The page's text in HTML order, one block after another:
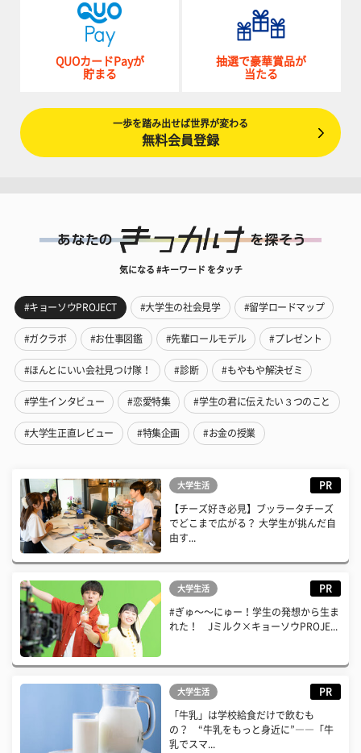
QUOカードPayが
貯まる
抽選で豪華賞品が
当たる
一歩を踏み出せば世界が変わる
無料会員登録
気になる #キーワード をタッチ
#キョーソウPROJECT #大学生の社会見学 #留学ロードマップ
#ガクラボ #お仕事図鑑 #先輩ロールモデル #プレゼント
#ほんとにいい会社見つけ隊！ #診断 #もやもや解決ゼミ
#学生インタビュー #恋愛特集 #学生の君に伝えたい３つのこと
#大学生正直レビュー #特集企画 #お金の授業
大学生活 PR
【チーズ好き必見】ブッラータチーズ
でどこまで広がる？ 大学生が挑んだ自
由す...
大学生活 PR
#ぎゅ〜〜にゅー！学生の発想から生ま
れた！ Jミルク×キョーソウPROJE...
大学生活 PR
「牛乳」は学校給食だけで飲むも
の？ “牛乳をもっと身近に”――「牛
乳でスマ...